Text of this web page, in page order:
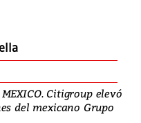
MEXICO. Citigroup elevó
del mexicano Grupo